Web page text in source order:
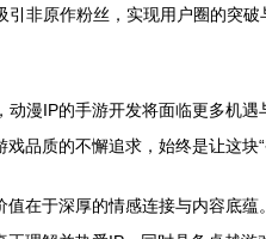
非原作粉丝，实现用户圈的突
漫IP的手游开发将面临更多机
品质的不懈追求，始终是让这块“
在于深厚的情感连接与内容底